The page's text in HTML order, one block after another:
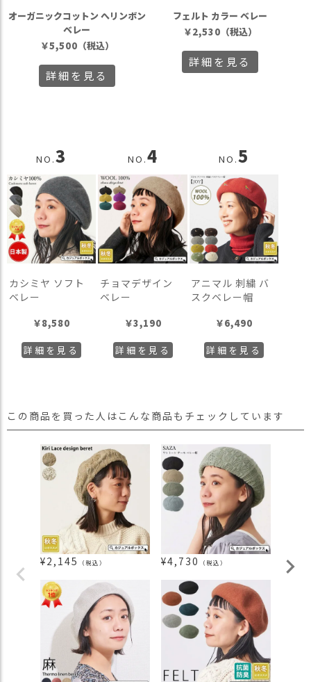
オーガニックコットン へリンボン
ベレー
￥5,500 （税込）
詳細を見る
フェルト カラー ベレー
￥2,530 （税込）
詳細を見る
NO.3
カシミヤ ソフト
ベレー
￥8,580
詳細を見る
NO.4
チョマデザイン
ベレー
￥3,190
詳細を見る
NO.5
アニマル 刺繍 バ
スクベレー帽
￥6,490
詳細を見る
この商品を買った人はこんな商品もチェックしています
¥2,145 （税込） ¥4,730 （税込） ¥